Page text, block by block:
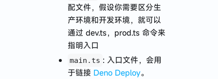
配文件，假设你需要区分生
产环境和开发环境，就可以
通过 dev.ts，prod.ts 命令来
指明入口
main.ts : 入口文件，会用
于链接 Deno Deploy。